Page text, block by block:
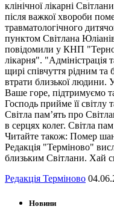
клінічної лікарні
після важкої хвороби
травматологічного
пунктом Світлана
повідомили у КНП
лікарня". "Адміністрація
щирі співчуття рідним
втрати близької людини.
Ваше горе, підтримуємо
Господь прийме її
Світла пам’ять про
в серцях колег. Світла
Читайте також: Помер
Редакція "Терміново"
близьким Світлани. Хай
Редакція Терміново
Новини